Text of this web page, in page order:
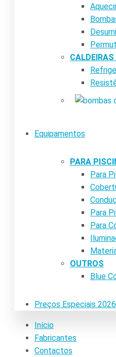
Equipamentos
PARA
Para
Para
Para
OUTROS
Blue
Preços Especiais 2026
Início
Fabricantes
Contactos